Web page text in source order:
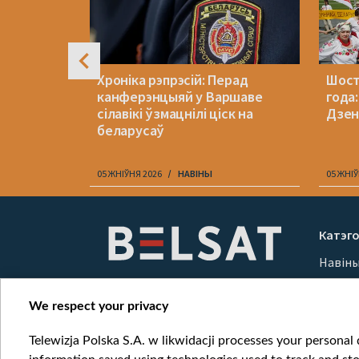
Хроніка рэпрэсій: Перад
канферэнцыяй у Варшаве
сілавікі ўзмацнілі ціск на
беларусаў
05 ЖНІЎНЯ 2026 НАВІНЫ 05
Навіны
Вайна
We respect your privacy
Telewizja Polska S.A. w likwidacji processes your